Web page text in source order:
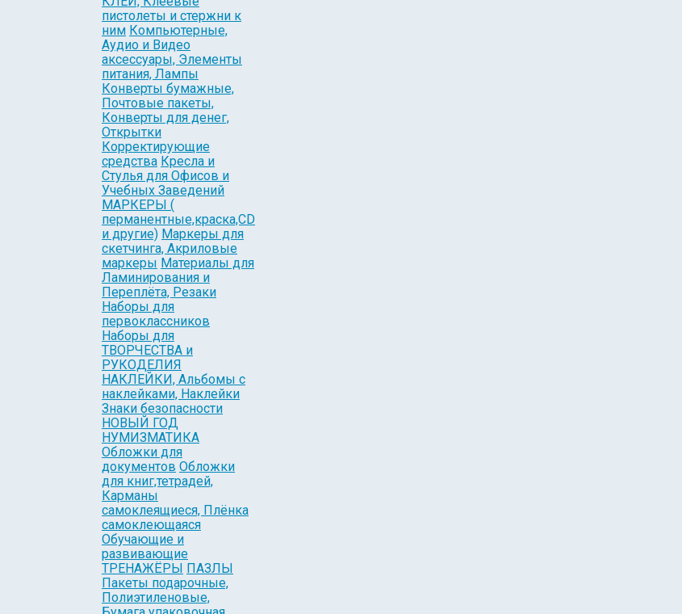
пистолеты и стержни к
ним Компьютерные,
Аудио и Видео
аксессуары, Элементы
питания, Лампы
Конверты бумажные,
Почтовые пакеты,
Конверты для денег,
Открытки
Корректирующие
средства Кресла и
Стулья для Офисов и
Учебных Заведений
МАРКЕРЫ (
перманентные,краска,CD
и другие) Маркеры для
скетчинга, Акриловые
маркеры Материалы для
Ламинирования и
Переплёта, Резаки
Наборы для
первоклассников
Наборы для
ТВОРЧЕСТВА и
РУКОДЕЛИЯ
НАКЛЕЙКИ, Альбомы с
наклейками, Наклейки
Знаки безопасности
НОВЫЙ ГОД
НУМИЗМАТИКА
Обложки для
документов Обложки
для книг,тетрадей,
Карманы
самоклеящиеся, Плёнка
самоклеющаяся
Обучающие и
развивающие
ТРЕНАЖЁРЫ ПАЗЛЫ
Пакеты подарочные,
Полиэтиленовые,